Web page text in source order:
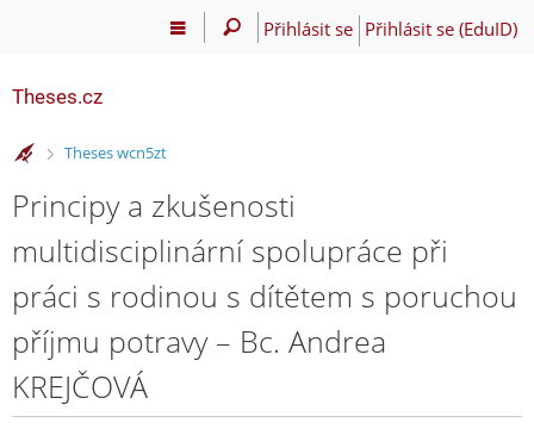
Přihlásit se Přihlásit se (EduID)
Theses.cz
>
Theses wcn5zt
Principy a zkušenosti
multidisciplinární spolupráce při
práci s rodinou s dítětem s poruchou
příjmu potravy – Bc. Andrea
KREJČOVÁ